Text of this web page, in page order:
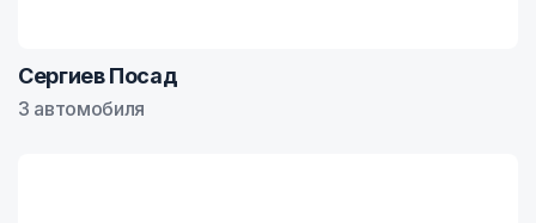
Сергиев Посад
3 автомобиля